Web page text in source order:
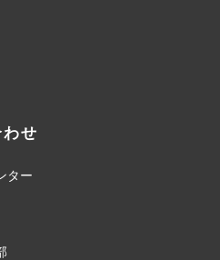
せ
ター